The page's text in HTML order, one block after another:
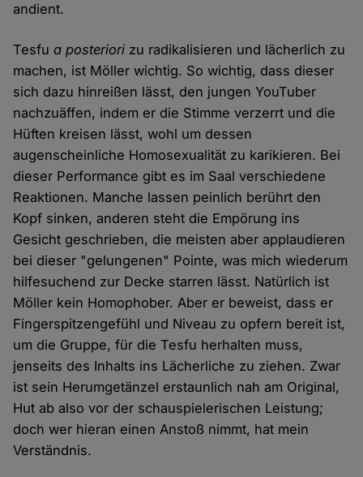
andient.
Tesfua posteriori zu radikalisieren und lächerlich zu
machen, ist Möller wichtig. So wichtig, dass dieser
sich dazu hinreißen lässt, den jungen YouTuber
nachzuäffen, indem er die Stimme verzerrt und die
Hüften kreisen lässt, wohl um dessen
augenscheinliche Homosexualität zu karikieren. Bei
dieser Performance gibt es im Saal verschiedene
Reaktionen. Manche lassen peinlich berührt den
Kopf sinken, anderen steht die Empörung ins
Gesicht geschrieben, die meisten aber applaudieren
bei dieser "gelungenen" Pointe, was mich wiederum
hilfesuchend zur Decke starren lässt. Natürlich ist
Möller kein Homophober. Aber er beweist, dass er
Fingerspitzengefühl und Niveau zu opfern bereit ist,
um die Gruppe, für die Tesfu herhalten muss,
jenseits des Inhalts ins Lächerliche zu ziehen. Zwar
ist sein Herumgetänzel erstaunlich nah am Original,
Hut ab also vor der schauspielerischen Leistung;
doch wer hieran einen Anstoß nimmt, hat mein
Verständnis.